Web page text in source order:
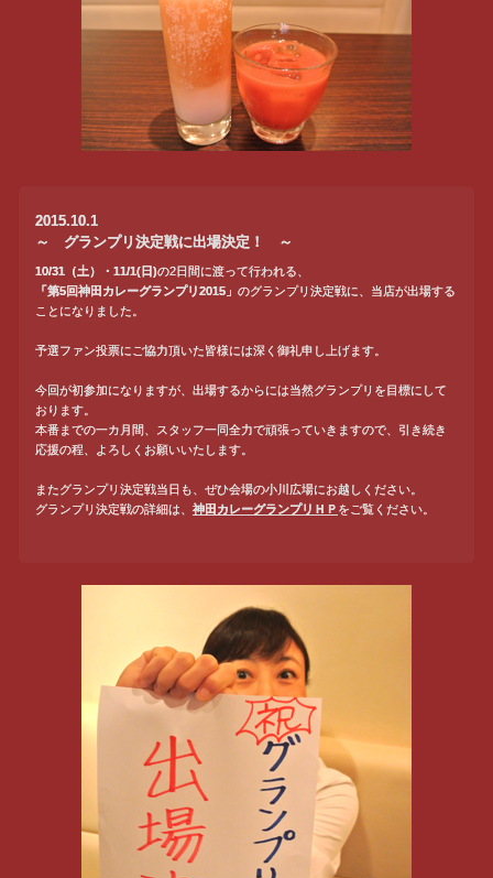
2015.10.1
～ グランプリ決定戦に出場決定！ ～
10/31（土）・11/1(日)の2日間に渡って行われる、
「第5回神田カレーグランプリ2015」 のグランプリ決定戦に、当店が出場する
ことになりました。
予選ファン投票にご協力頂いた皆様には深く御礼申し上げます。
今回が初参加になりますが、出場するからには当然グランプリを目標にして
おります。
本番までの一カ月間、スタッフ一同全力で頑張っていきますので、引き続き
応援の程、よろしくお願いいたします。
またグランプリ決定戦当日も、ぜひ会場の小川広場にお越しください。
グランプリ決定戦の詳細は、 神田カレーグランプリＨＰ をご覧ください。